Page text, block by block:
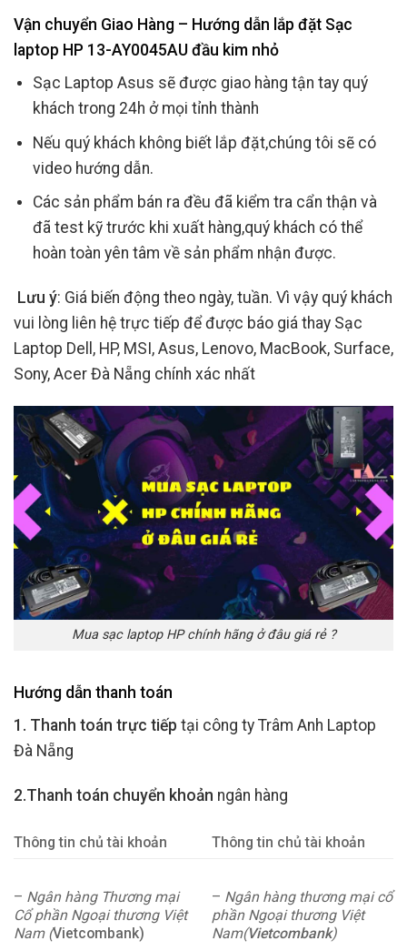
Vận chuyển Giao Hàng – Hướng dẫn lắp đặt Sạc
laptop HP 13-AY0045AU đầu kim nhỏ
Sạc Laptop Asus sẽ được giao hàng tận tay quý
khách trong 24h ở mọi tỉnh thành
Nếu quý khách không biết lắp đặt,chúng tôi sẽ có
video hướng dẫn.
Các sản phẩm bán ra đều đã kiểm tra cẩn thận và
đã test kỹ trước khi xuất hàng,quý khách có thể
hoàn toàn yên tâm về sản phẩm nhận được.
Lưu ý: Giá biến động theo ngày, tuần. Vì vậy quý khách
vui lòng liên hệ trực tiếp để được báo giá thay Sạc
Laptop Dell, HP, MSI, Asus, Lenovo, MacBook, Surface,
Sony, Acer Đà Nẵng chính xác nhất
Mua sạc laptop HP chính hãng ở đâu giá rẻ ?
Hướng dẫn thanh toán
1. Thanh toán trực tiếp tại công ty Trâm Anh Laptop
Đà Nẵng
2.Thanh toán chuyển khoản ngân hàng
Thông tin chủ tài khoản Thông tin chủ tài khoản
– Ngân hàng Thương mại
Cổ phần Ngoại thương Việt
Nam (Vietcombank)
– Ngân hàng thương mại cổ
phần Ngoại thương Việt
Nam(Vietcombank)